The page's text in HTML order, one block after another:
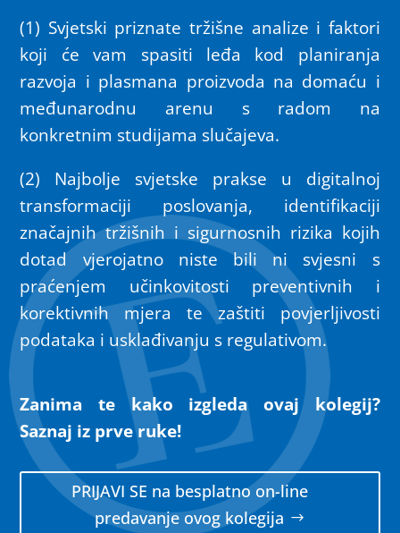
(1) Svjetski priznate tržišne analize i faktori
koji će vam spasiti leđa kod planiranja
razvoja i plasmana proizvoda na domaću i
međunarodnu arenu s radom na
konkretnim studijama slučajeva.
(2) Najbolje svjetske prakse u digitalnoj
transformaciji poslovanja, identifikaciji
značajnih tržišnih i sigurnosnih rizika kojih
dotad vjerojatno niste bili ni svjesni s
praćenjem učinkovitosti preventivnih i
korektivnih mjera te zaštiti povjerljivosti
podataka i usklađivanju s regulativom.
Zanima te kako izgleda ovaj kolegij?
Saznaj iz prve ruke!
PRIJAVI SE na besplatno on-line
predavanje ovog kolegija